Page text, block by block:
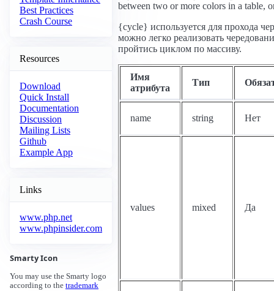
Best Practices
Crash Course
Resources
Download
Quick Install
Documentation
Discussion
Mailing Lists
Github
Example App
Links
www.php.net
www.phpinsider.com
Smarty Icon
You may use the Smarty logo
according to the trademark
between two or more colors in a table,
{cycle} используется для прохода
можно легко реализовать
пройтись циклом по массиву.
Имя
атрибута
Тип
name string Нет
values mixed Да